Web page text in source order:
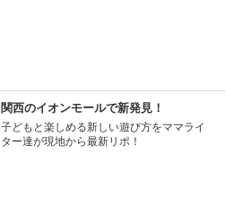
関西のイオンモールで新発見！
子どもと楽しめる新しい遊び方をママライ
ター達が現地から最新リポ！